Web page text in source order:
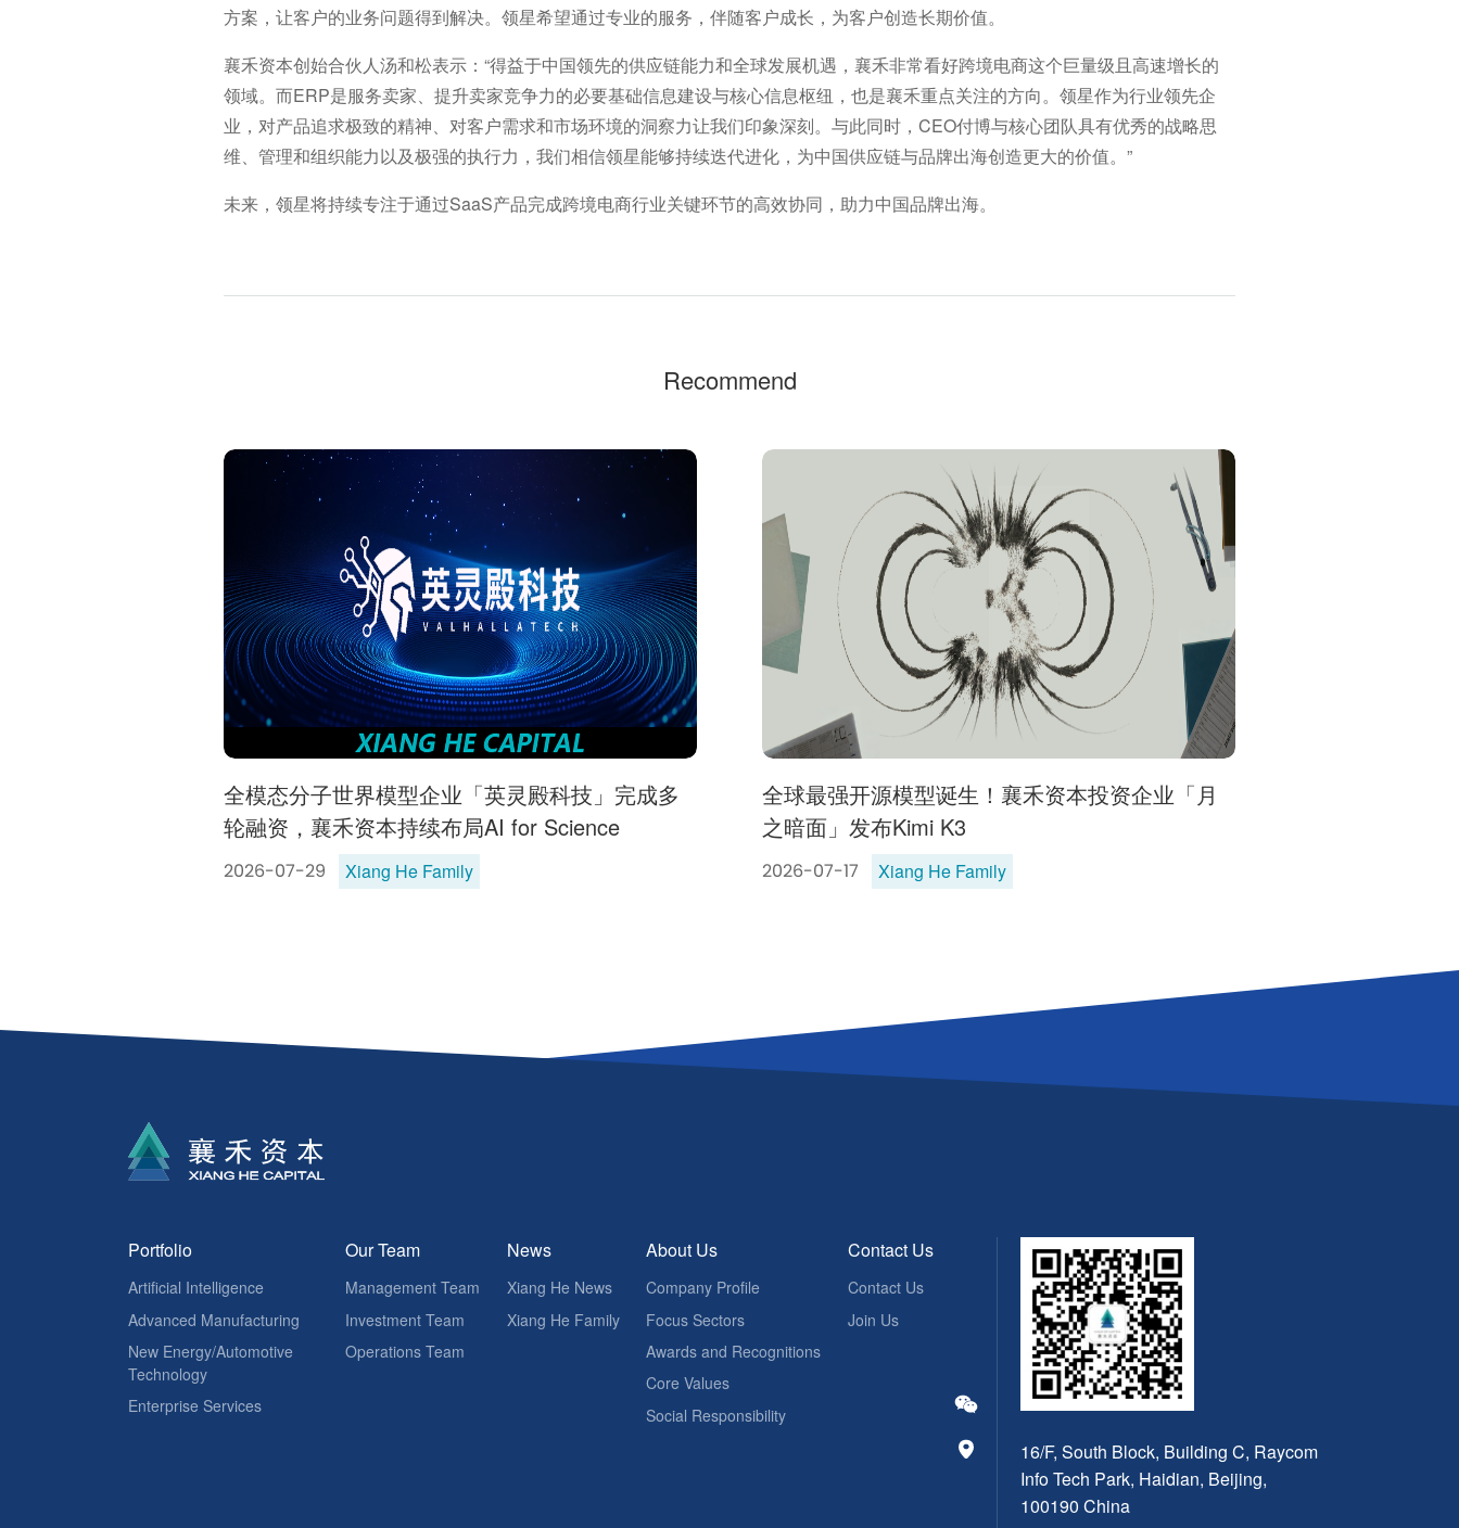
方案，让客户的业务问题得到解决。领星希望通过专业的服务，伴随客户成长，为客户创造长期价值。
襄禾资本创始合伙人汤和松表示：“得益于中国领先的供应链能力和全球发展机遇，襄禾非常看好跨境电商这个巨量级且高速增长的
领域。而ERP是服务卖家、提升卖家竞争力的必要基础信息建设与核心信息枢纽，也是襄禾重点关注的方向。领星作为行业领先企
业，对产品追求极致的精神、对客户需求和市场环境的洞察力让我们印象深刻。与此同时，CEO付博与核心团队具有优秀的战略思
维、管理和组织能力以及极强的执行力，我们相信领星能够持续迭代进化，为中国供应链与品牌出海创造更大的价值。”
未来，领星将持续专注于通过SaaS产品完成跨境电商行业关键环节的高效协同，助力中国品牌出海。
Recommend
全模态分子世界模型企业「英灵殿科技」完成多
轮融资，襄禾资本持续布局AI for Science
2026-07-29 Xiang He Family
全球最强开源模型诞生！襄禾资本投资企业「月
之暗面」发布Kimi K3
2026-07-17 Xiang He Family
Portfolio
Artificial Intelligence
Advanced Manufacturing
New Energy/Automotive
Technology
Enterprise Services
Our Team
Management Team
Investment Team
Operations Team
News
Xiang He News
Xiang He Family
About Us
Company Profile
Focus Sectors
Awards and Recognitions
Core Values
Social Responsibility
Contact Us
Contact Us
Join Us
16/F, South Block, Building C, Raycom
Info Tech Park, Haidian, Beijing,
100190 China